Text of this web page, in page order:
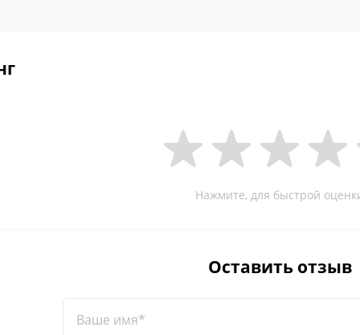
Нажмите, для быстрой
Оставить отзыв
Ваше имя*